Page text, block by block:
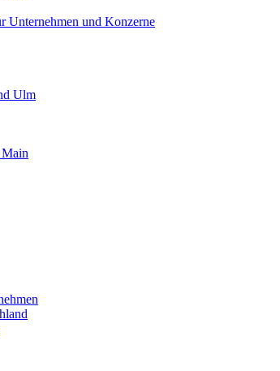
Unternehmen und Konzerne
Ulm